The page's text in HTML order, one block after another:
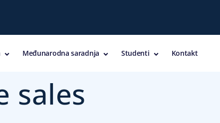
Međunarodna saradnja Studenti Kontakt
sales